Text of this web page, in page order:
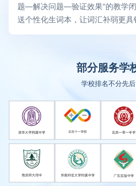
题—解决问题—验证效果”的教学
送个性化生词本，让词汇补弱更具
部分服务学
学校排名不分先后